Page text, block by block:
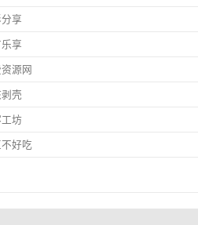
享
享
源网
壳
坊
好吃